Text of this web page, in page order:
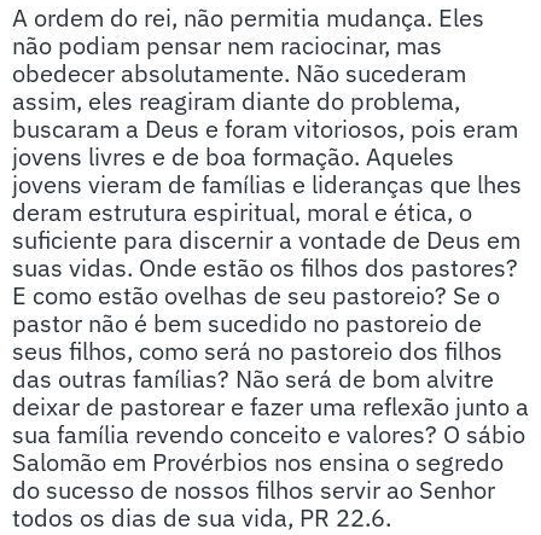
A ordem do rei, não permitia mudança. Eles
não podiam pensar nem raciocinar, mas
obedecer absolutamente. Não sucederam
assim, eles reagiram diante do problema,
buscaram a Deus e foram vitoriosos, pois eram
jovens livres e de boa formação. Aqueles
jovens vieram de famílias e lideranças que lhes
deram estrutura espiritual, moral e ética, o
suficiente para discernir a vontade de Deus em
suas vidas. Onde estão os filhos dos pastores?
E como estão ovelhas de seu pastoreio? Se o
pastor não é bem sucedido no pastoreio de
seus filhos, como será no pastoreio dos filhos
das outras famílias? Não será de bom alvitre
deixar de pastorear e fazer uma reflexão junto a
sua família revendo conceito e valores? O sábio
Salomão em Provérbios nos ensina o segredo
do sucesso de nossos filhos servir ao Senhor
todos os dias de sua vida, PR 22.6.